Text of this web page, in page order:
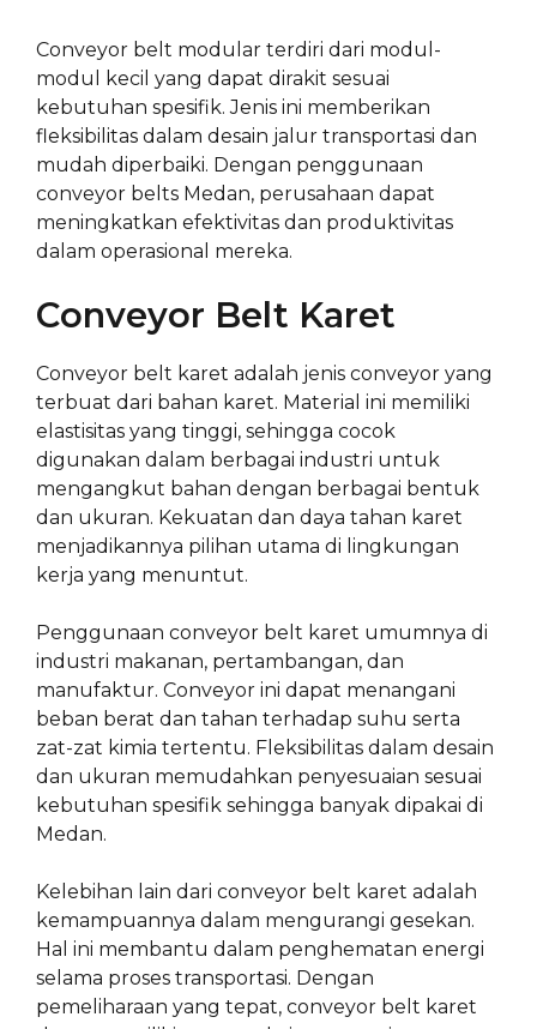
Conveyor belt modular terdiri dari modul-
modul kecil yang dapat dirakit sesuai
kebutuhan spesifik. Jenis ini memberikan
fleksibilitas dalam desain jalur transportasi dan
mudah diperbaiki. Dengan penggunaan
conveyor belts Medan, perusahaan dapat
meningkatkan efektivitas dan produktivitas
dalam operasional mereka.
Conveyor Belt Karet
Conveyor belt karet adalah jenis conveyor yang
terbuat dari bahan karet. Material ini memiliki
elastisitas yang tinggi, sehingga cocok
digunakan dalam berbagai industri untuk
mengangkut bahan dengan berbagai bentuk
dan ukuran. Kekuatan dan daya tahan karet
menjadikannya pilihan utama di lingkungan
kerja yang menuntut.
Penggunaan conveyor belt karet umumnya di
industri makanan, pertambangan, dan
manufaktur. Conveyor ini dapat menangani
beban berat dan tahan terhadap suhu serta
zat-zat kimia tertentu. Fleksibilitas dalam desain
dan ukuran memudahkan penyesuaian sesuai
kebutuhan spesifik sehingga banyak dipakai di
Medan.
Kelebihan lain dari conveyor belt karet adalah
kemampuannya dalam mengurangi gesekan.
Hal ini membantu dalam penghematan energi
selama proses transportasi. Dengan
pemeliharaan yang tepat, conveyor belt karet